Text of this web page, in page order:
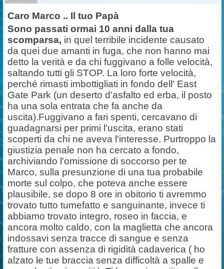
Caro Marco .. Il tuo Papà
Sono passati ormai 10 anni dalla tua
scomparsa, in quel terribile incidente causato
da quei due amanti in fuga, che non hanno mai
detto la verità e da chi fuggivano a folle velocità,
saltando tutti gli STOP. La loro forte velocità,
perché rimasti imbottigliati in fondo dell' East
Gate Park (un deserto d'asfalto ed erba, il posto
ha una sola entrata che fa anche da
uscita).Fuggivano a fari spenti, cercavano di
guadagnarsi per primi l'uscita, erano stati
scoperti da chi ne aveva l'interesse. Purtroppo la
giustizia penale non ha cercato a fondo,
archiviando l'omissione di soccorso per te
Marco, sulla presunzione di una tua probabile
morte sul colpo, che poteva anche essere
plausibile, se dopo 8 ore in obitorio ti avremmo
trovato tutto tumefatto e sanguinante, invece ti
abbiamo trovato integro, roseo in faccia, e
ancora molto caldo, con la maglietta che ancora
indossavi senza tracce di sangue e senza
fratture con assenza di rigidità cadaverica ( ho
alzato le tue braccia senza difficoltà a spalle e